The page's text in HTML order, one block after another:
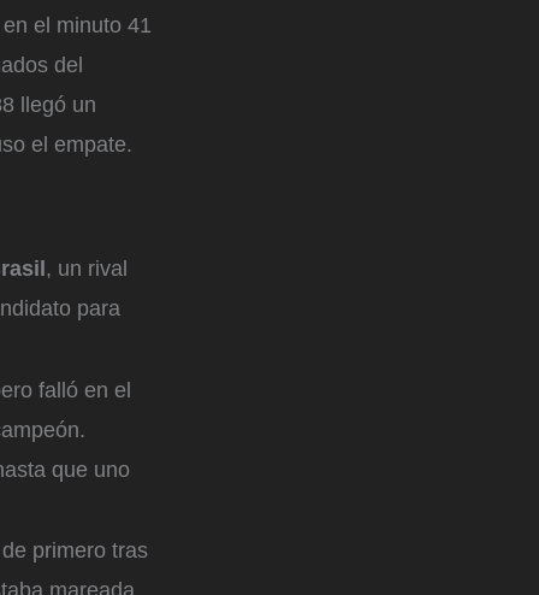
en el minuto 41
del
llegó un
el empate.
, un rival
para
falló en el
que uno
primero tras